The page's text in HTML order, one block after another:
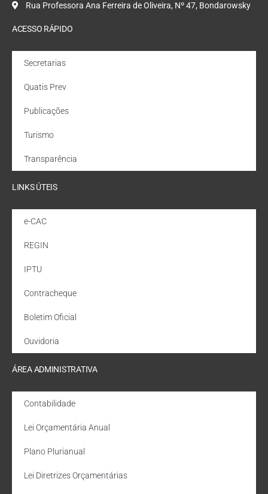
Rua Professora Ana Ferreira de Oliveira, Nº 47, Bondarowsky
ACESSO RÁPIDO
Secretarias
Quatis Prev
Publicações
Turismo
Transparência
LINKS ÚTEIS
e-CAC
REGIN
IPTU
Contracheque
Boletim Oficial
Ouvidoria
ÁREA ADMINISTRATIVA
Contabilidade
Lei Orçamentária Anual
Plano Plurianual
Lei Diretrizes Orçamentárias